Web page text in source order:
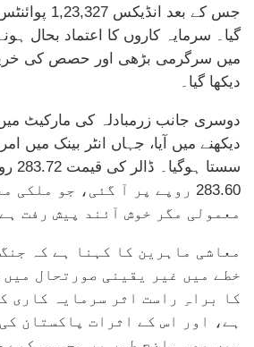
جس کے بعد
گیا۔ سرمایہ کاروں کا اعتماد بحال
میں سرگرمی بڑھی اور حصص کی
دیکھا گیا۔
دوسری جانب زرمبادلہ کی مارکیٹ
283.60 روپے پر آ گئی، جو
معمولی مگر خوش آئند پیش رفت
معاشی ماہرین کا کہنا ہے کہ
خطے میں غیر یقینی صورتحال
کا براہِ راست اثر سرمایہ کاری
ہے، اور اس کے اثرات پاکستان